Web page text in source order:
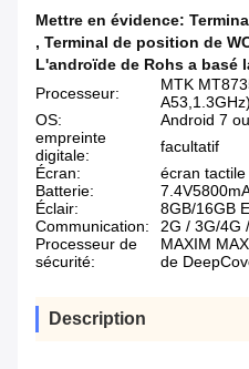
Mettre en évidence:
, Terminal de position de
L'androïde de Rohs a basé
Processeur:
MTK
A53,1.3GHz)
OS:
Android 7
empreinte
digitale:
facultatif
Écran:
écran
Batterie:
Éclair:
8GB/16GB
Communication:
2G / 3G/4G
Processeur de
sécurité:
MAXIM
de
Description